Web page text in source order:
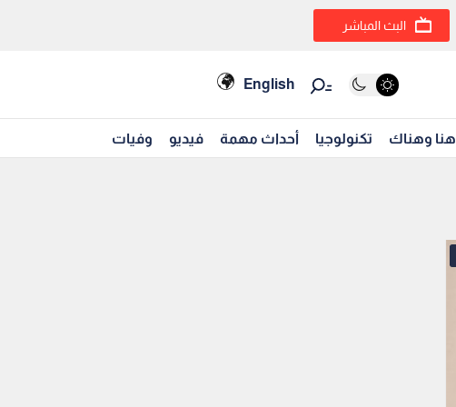
البث المباشر
English
هنا وهناك تكنولوجيا أحداث مهمة فيديو وفيات